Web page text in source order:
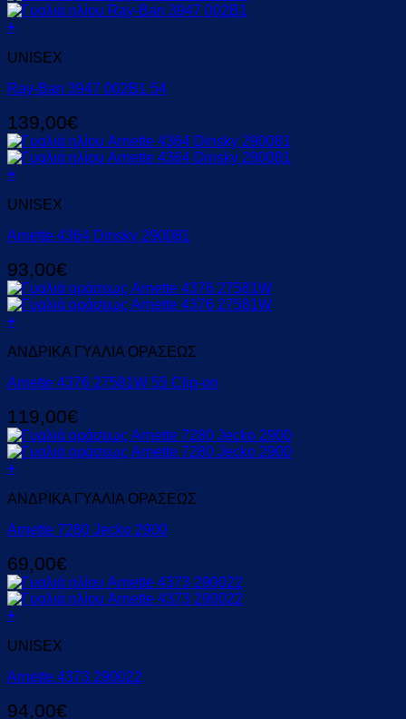
+
UNISEX
Ray-Ban 3947 002B1 54
139,00€
+
UNISEX
Arnette 4364 Dinsky 290081
93,00€
+
ΑΝΔΡΙΚΑ ΓΥΑΛΙΑ ΟΡΑΣΕΩΣ
Arnette 4376 27581W 55 Clip-on
119,00€
+
ΑΝΔΡΙΚΑ ΓΥΑΛΙΑ ΟΡΑΣΕΩΣ
Arnette 7280 Jecko 2900
69,00€
+
UNISEX
Arnette 4373 290022
94,00€